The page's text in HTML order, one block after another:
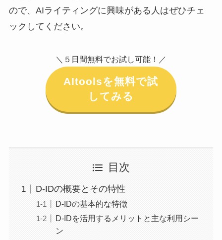
ので、AIライティングに興味がある人はぜひチェ
ックしてください。
＼５日間無料でお試し可能！／
AItoolsを無料で試
してみる
目次
D-IDの概要とその特性
D-IDの基本的な特徴
D-IDを活用するメリットと主な利用シー
ン